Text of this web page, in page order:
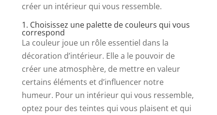
créer un intérieur qui vous ressemble.
1. Choisissez une palette de couleurs qui vous
correspond
La couleur joue un rôle essentiel dans la
décoration d’intérieur. Elle a le pouvoir de
créer une atmosphère, de mettre en valeur
certains éléments et d’influencer notre
humeur. Pour un intérieur qui vous ressemble,
optez pour des teintes qui vous plaisent et qui